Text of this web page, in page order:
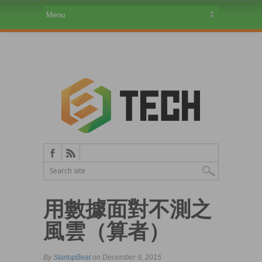
用數據面對不測之
風雲（算者）
By StartupBeaton December 9, 2015